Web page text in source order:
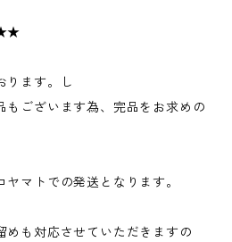
ります。し
ございます為、完品をお求めの
マトでの発送となります。
めも対応させていただきますの